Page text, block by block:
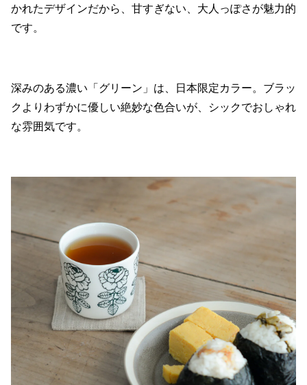
かれたデザインだから、甘すぎない、大人っぽさが魅力的
です。
深みのある濃い「グリーン」は、日本限定カラー。ブラッ
クよりわずかに優しい絶妙な色合いが、シックでおしゃれ
な雰囲気です。